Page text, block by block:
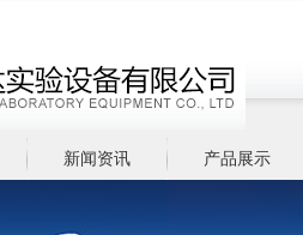
新闻资讯 产品展示